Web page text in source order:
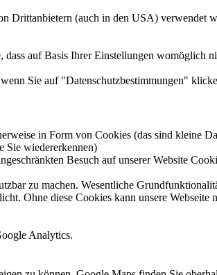
(auch in den USA) verwendet
auf Basis Ihrer Einstellungen womöglich
Sie auf "Datenschutzbestimmungen"
in Form von Cookies (das sind kleine
Sie wiedererkennen)
Besuch auf unserer Website
zu machen. Wesentliche
Ohne diese Cookies kann unsere
Analytics.